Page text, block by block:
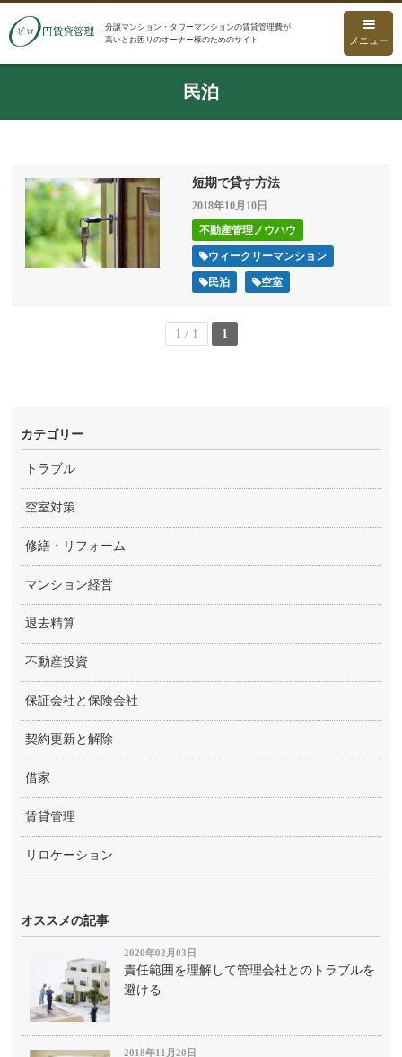
メニュー
分譲マンション・タワーマンションの賃貸管理費が
高いとお困りのオーナー様のためのサイト
民泊
短期で貸す方法
2018年10月10日
不動産管理ノウハウ
ウィークリーマンション
民泊 空室
1 / 1 1
カテゴリー
トラブル
空室対策
修繕・リフォーム
マンション経営
退去精算
不動産投資
保証会社と保険会社
契約更新と解除
借家
賃貸管理
リロケーション
オススメの記事
2020年02月03日
責任範囲を理解して管理会社とのトラブルを
避ける
2018年11月20日